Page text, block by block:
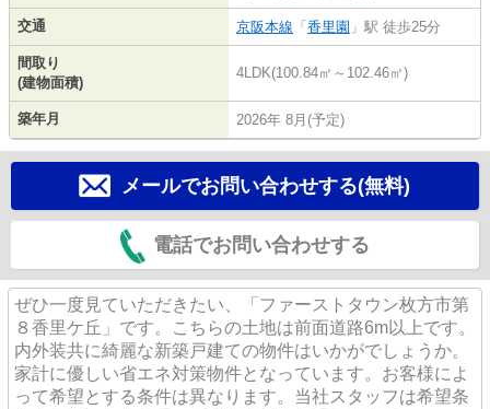
交通 京阪本線 「 香里園 」駅 徒歩25分
間取り
(建物面積)
4LDK(100.84㎡～102.46㎡)
築年月 2026年 8月(予定)
メールでお問い合わせする(無料)
電話でお問い合わせする
ぜひ一度見ていただきたい、「ファーストタウン枚方市第
８香里ケ丘」です。こちらの土地は前面道路6m以上です。
内外装共に綺麗な新築戸建ての物件はいかがでしょうか。
家計に優しい省エネ対策物件となっています。お客様によ
って希望とする条件は異なります。当社スタッフは希望条